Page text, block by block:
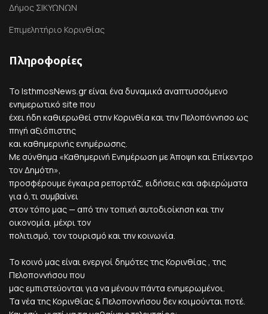
Δήμος ΣΙΚΥΩΝΩΝ
Επιμελητήριο Κορινθίας
Πληροφορίες
Το IsthmosNews.gr είναι ένα δυναμικά αναπτυσσόμενο
ενημερωτικό site που
έχει ήδη καθιερωθεί στην Κορινθία και την Πελοπόννησο ως
πηγή αξιόπιστης
και καθημερινής ενημέρωσης.
Με σύνθημα «Καθημερινή Ενημέρωση με Άποψη και Επίκεντρο
τον Δημότη»,
προσφέρουμε έγκαιρα ρεπορτάζ, ειδήσεις και αφιερώματα
για ό,τι συμβαίνει
στον τόπο μας — από την τοπική αυτοδιοίκηση και την
οικονομία, μέχρι τον
πολιτισμό, τον τουρισμό και την κοινωνία.
Το κοινό μας είναι ενεργοί δημότες της Κορινθίας , της
Πελοποννήσου που
μας εμπιστεύονται για να μένουν πάντα ενημερωμένοι.
Τα νέα της Κορινθίας & Πελοποννήσου δεν κοιμούνται ποτέ.